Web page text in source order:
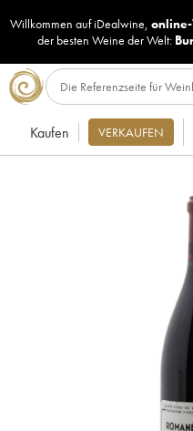
Willkommen auf iDealwine,
der besten Weine der Welt:
Kaufen VERKAUFEN